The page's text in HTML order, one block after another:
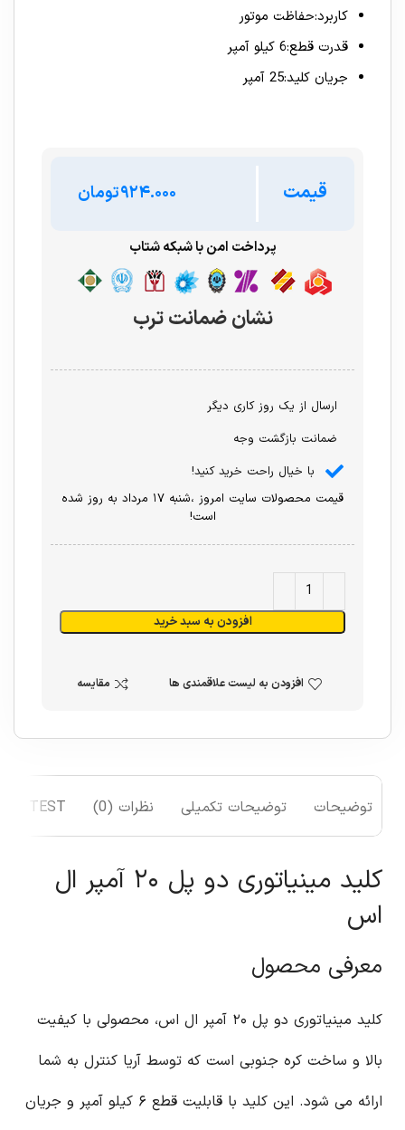
کاربرد:حفاظت موتور
قدرت قطع:6 کیلو آمپر
جریان کلید:25 آمپر
قیمت تومان
پرداخت امن با شبکه شتاب
نشان ضمانت ترب
ارسال از یک روز کاری دیگر
ضمانت بازگشت وجه
با خیال راحت خرید کنید!
قیمت محصولات سایت امروز ،شنبه ۱۷ مرداد به روز شده
است!
افزودن به سبد خرید
افزودن به لیست علاقمندی ها مقایسه
توضیحات توضیحات تکمیلی نظرات (0) TEST
کلید مینیاتوری دو پل ۲۰ آمپر ال
اس
معرفی محصول
کلید مینیاتوری دو پل ۲۰ آمپر ال اس، محصولی با کیفیت
بالا و ساخت کره جنوبی است که توسط آریا کنترل به شما
ارائه می شود. این کلید با قابلیت قطع ۶ کیلو آمپر و جریان